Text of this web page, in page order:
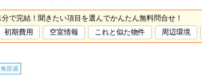
分で完結！聞きたい項目を選んでかんたん無料問合せ！
初期費用
空室情報 これと似た物件 周辺環境
角部屋